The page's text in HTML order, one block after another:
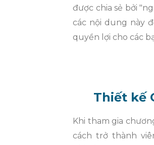
được chia sẻ bởi
các nội dung này
quyền lợi cho các
Thiết kế
Khi tham gia
cách trở thành